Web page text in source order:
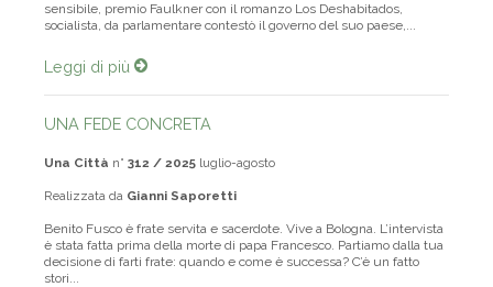
sensibile, premio Faulkner con il romanzo Los Deshabitados,
socialista, da parlamentare contestò il governo del suo paese,...
Leggi di più
UNA FEDE CONCRETA
Una Città n° 312 / 2025 luglio-agosto
Realizzata da Gianni Saporetti
Benito Fusco è frate servita e sacerdote. Vive a Bologna. L’intervista
è stata fatta prima della morte di papa Francesco. Partiamo dalla tua
decisione di farti frate: quando e come è successa? C’è un fatto
stori...